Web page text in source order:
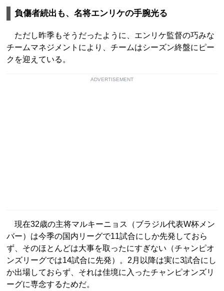
負傷者続出も、名将エンリケの手腕光る
ただし昨季もそうだったように、エンリケ監督の巧みな
チームマネジメントにより、チームはシーズン終盤にピー
クを迎えている。
ADVERTISEMENT
現在32歳の主将マルキーニョス（ブラジル代表W杯メン
バー）は今季の国内リーグで11試合にしか先発しておら
ず、そのほとんどは大事を取ったにすぎない（チャンピオ
ンズリーグでは14試合に先発）。2月以降は実に3試合にし
か出場しておらず、それは佳境に入ったチャンピオンズリ
ーグに専念するためだ。